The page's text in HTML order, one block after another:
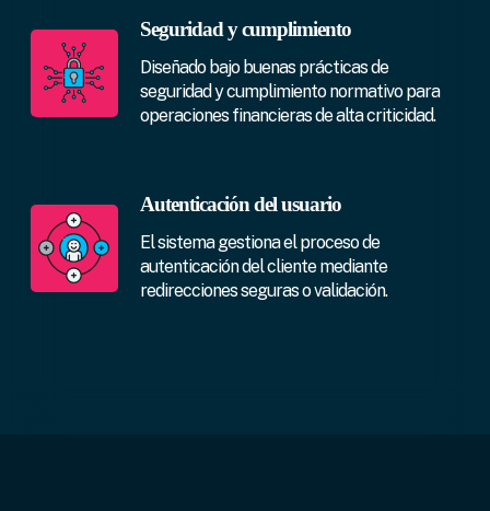
Seguridad y cumplimiento
Diseñado bajo buenas prácticas de
seguridad y cumplimiento normativo para
operaciones financieras de alta criticidad.
Autenticación del usuario
El sistema gestiona el proceso de
autenticación del cliente mediante
redirecciones seguras o validación.